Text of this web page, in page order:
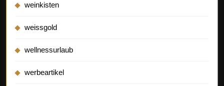
weinkisten
weissgold
wellnessurlaub
werbeartikel